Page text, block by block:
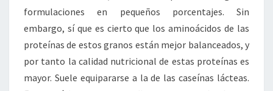
formulaciones en pequeños porcentajes. Sin
embargo, sí que es cierto que los aminoácidos de las
proteínas de estos granos están mejor balanceados, y
por tanto la calidad nutricional de estas proteínas es
mayor. Suele equipararse a la de las caseínas lácteas.